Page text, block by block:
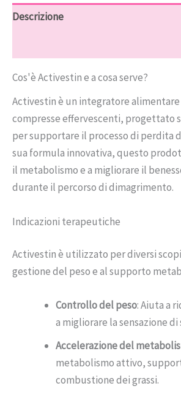
Descrizione
Cos'è Activestin e a cosa serve?
Activestin è un integratore
compresse effervescenti, progettato
per supportare il processo di perdita
sua formula innovativa, questo
il metabolismo e a migliorare il
durante il percorso di dimagrimento.
Indicazioni terapeutiche
Activestin è utilizzato per diversi
gestione del peso e al supporto
Controllo del peso: Aiuta a
a migliorare la sensazione di
Accelerazione del
metabolismo attivo,
combustione dei grassi.